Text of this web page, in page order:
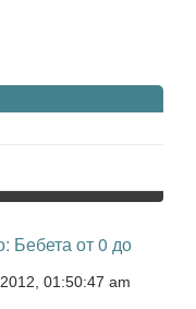
Бебета от 0 до
01:50:47 am